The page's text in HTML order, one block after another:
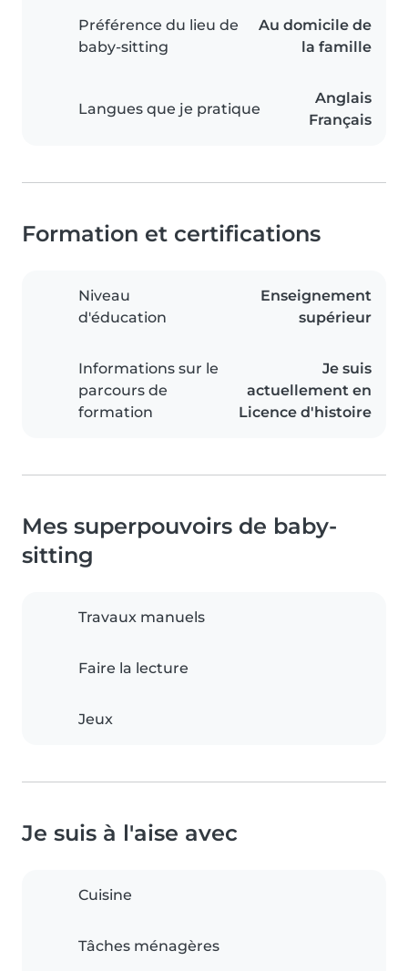
Préférence du lieu de
baby-sitting
Au domicile de
la famille
Langues que je pratique
Anglais
Français
Formation et certifications
Niveau
d'éducation
Enseignement
supérieur
Informations sur le
parcours de
formation
Je suis
actuellement en
Licence d'histoire
Mes superpouvoirs de baby-
sitting
Travaux manuels
Faire la lecture
Jeux
Je suis à l'aise avec
Cuisine
Tâches ménagères